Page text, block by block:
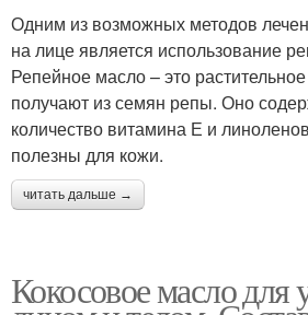
Одним из возможных методов
на лице является использование
Репейное масло – это
получают из семян репы. Оно
количество витамина Е и
полезны для кожи.
читать дальше →
Кокосовое масло для